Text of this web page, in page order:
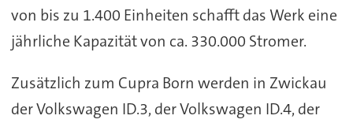
von bis zu 1.400 Einheiten schafft das Werk eine
jährliche Kapazität von ca. 330.000 Stromer.
Zusätzlich zum Cupra Born werden in Zwickau
der Volkswagen ID.3, der Volkswagen ID.4, der